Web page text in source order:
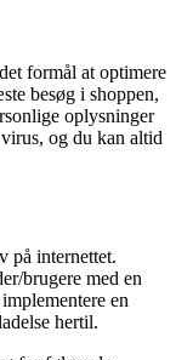
formål at optimere
besøg i shoppen,
oplysninger
og du kan altid
på internettet.
brugere med en
en
hertil.